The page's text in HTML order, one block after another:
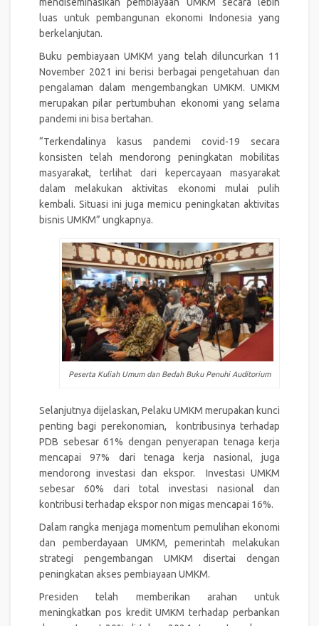
luas untuk pembangunan ekonomi Indonesia yang
berkelanjutan.
Buku pembiayaan UMKM yang telah diluncurkan 11
November 2021 ini berisi berbagai pengetahuan dan
pengalaman dalam mengembangkan UMKM. UMKM
merupakan pilar pertumbuhan ekonomi yang selama
pandemi ini bisa bertahan.
“Terkendalinya kasus pandemi covid-19 secara
konsisten telah mendorong peningkatan mobilitas
masyarakat, terlihat dari kepercayaan masyarakat
dalam melakukan aktivitas ekonomi mulai pulih
kembali. Situasi ini juga memicu peningkatan aktivitas
bisnis UMKM” ungkapnya.
Peserta Kuliah Umum dan Bedah Buku Penuhi Auditorium
Selanjutnya dijelaskan, Pelaku UMKM merupakan kunci
penting bagi perekonomian, kontribusinya terhadap
PDB sebesar 61% dengan penyerapan tenaga kerja
mencapai 97% dari tenaga kerja nasional, juga
mendorong investasi dan ekspor. Investasi UMKM
sebesar 60% dari total investasi nasional dan
kontribusi terhadap ekspor non migas mencapai 16%.
Dalam rangka menjaga momentum pemulihan ekonomi
dan pemberdayaan UMKM, pemerintah melakukan
strategi pengembangan UMKM disertai dengan
peningkatan akses pembiayaan UMKM.
Presiden telah memberikan arahan untuk
meningkatkan pos kredit UMKM terhadap perbankan